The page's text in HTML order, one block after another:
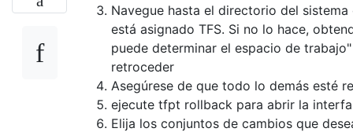
Navegue hasta el directorio del
está asignado TFS. Si no lo hace,
puede determinar el espacio de
retroceder
Asegúrese de que todo lo demás esté
ejecute tfpt rollback para abrir la
Elija los conjuntos de cambios que